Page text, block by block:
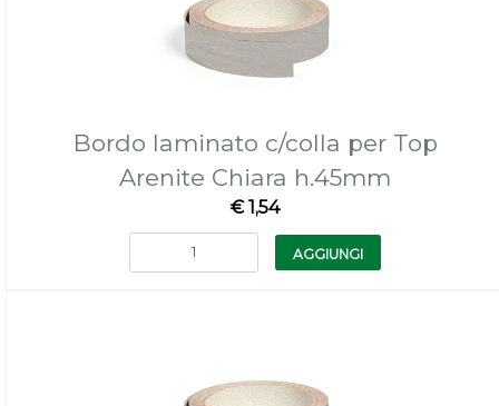
Bordo laminato c/colla per Top
Arenite Chiara h.45mm
€ 1,54
Quantità
AGGIUNGI